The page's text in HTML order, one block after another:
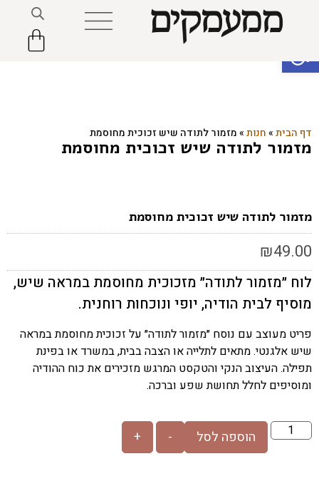
פתח סרגל נגישות
דף הבית»חנות»מזמור לתודה שיש זכוכית מחוסמת
מזמור לתודה שיש זכוכית מחוסמת
מזמור לתודה שיש זכוכית מחוסמת
₪49.00
לוח ״מזמור לתודה״ מזכוכית מחוסמת במראה שיש,
מוסיף לבית הודיה, יופי ונוכחות רוחנית.
פריט מעוצב עם נוסח ״מזמור לתודה״ על זכוכית מחוסמת במראה
שיש אלגנטי. מתאים לתלייה או הצבה בבית, במשרד או בפינת
תפילה. העיצוב הנקי והטקסט המרגש מזכירים את כוח ההודיה
ומוסיפים לחלל תחושת שפע וברכה.
-
+ הוספה לסל